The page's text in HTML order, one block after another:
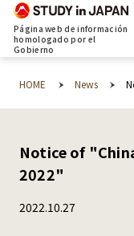
Página web de información
homologado por el
Gobierno
HOME News
Notice of
2022"
2022.10.27